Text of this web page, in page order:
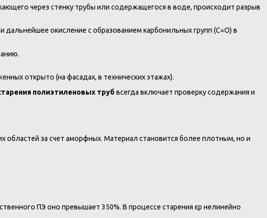
через стенку трубы или содержащегося в воде, происходит разрыв
окисление с образованием карбонильных групп (C=O) в
открыто (на фасадах, в технических этажах).
полиэтиленовых труб всегда включает проверку содержания и
областей за счет аморфных. Материал становится более плотным, но и
ПЭ оно превышает 350%. В процессе старения εр нелинейно